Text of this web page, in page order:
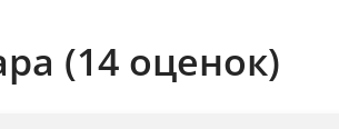
(14 оценок)